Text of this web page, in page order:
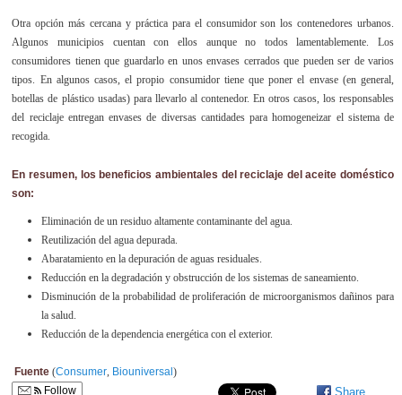
Otra opción más cercana y práctica para el consumidor son los contenedores urbanos.
Algunos municipios cuentan con ellos aunque no todos lamentablemente. Los
consumidores tienen que guardarlo en unos envases cerrados que pueden ser de varios
tipos. En algunos casos, el propio consumidor tiene que poner el envase (en general,
botellas de plástico usadas) para llevarlo al contenedor. En otros casos, los responsables
del reciclaje entregan envases de diversas cantidades para homogeneizar el sistema de
recogida.
En resumen, los beneficios ambientales del reciclaje del aceite doméstico
son:
Eliminación de un residuo altamente contaminante del agua.
Reutilización del agua depurada.
Abaratamiento en la depuración de aguas residuales.
Reducción en la degradación y obstrucción de los sistemas de saneamiento.
Disminución de la probabilidad de proliferación de microorganismos dañinos para
la salud.
Reducción de la dependencia energética con el exterior.
Fuente (Consumer, Biouniversal)
Follow
Share